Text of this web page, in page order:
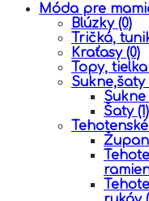
Móda pre
Blúzky (0)
Tričká,
Kraťasy (0)
Topy, tielka
Sukne,šaty
Sukne
Šaty (1)